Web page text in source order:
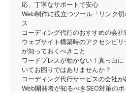
応、丁寧なサポートで安心
Web制作に役立つツール「リンク
ス
コーディング代行のおすすめの会社
ウェブサイト構築時のアクセシビ
が知っておくべきこと
ワードプレスが動かない！真っ白
いてお困りではありませんか？
コーディング代行サービスの会社
Web開発者が知るべきSEO対策のポ